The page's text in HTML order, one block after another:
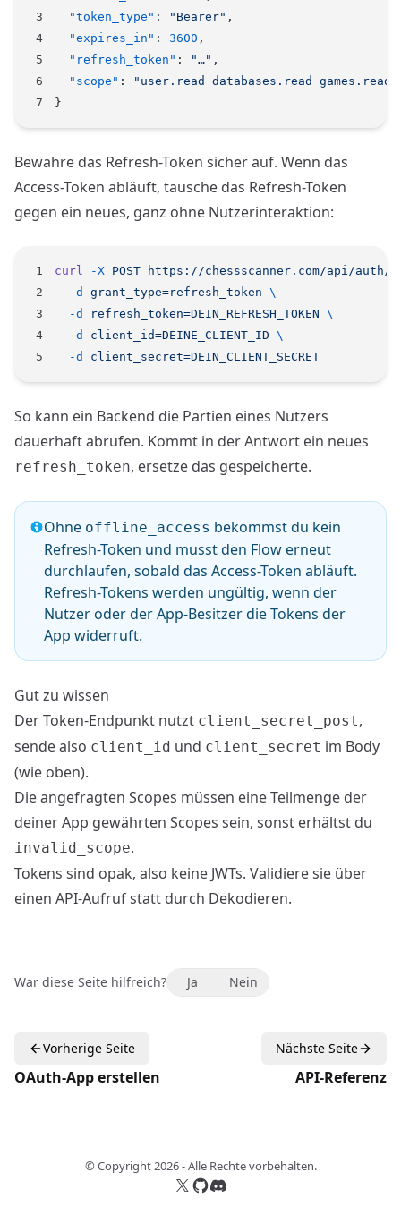
  "token_type"
: "Bearer" ,
  "expires_in"
: 3600 ,
  "refresh_token"
: "…" ,
  "scope"
:
"user.read databases.read
}
Bewahre das Refresh-Token sicher auf. Wenn das
Access-Token abläuft, tausche das Refresh-Token
gegen ein neues, ganz ohne Nutzerinteraktion:
curl -X POST https://chessscanner.com/api/auth/
  -d
grant_type=refresh_token \
  -d
refresh_token=DEIN_REFRESH_TOKEN \
  -d
client_id=DEINE_CLIENT_ID \
  -d
client_secret=DEIN_CLIENT_SECRET
So kann ein Backend die Partien eines Nutzers
dauerhaft abrufen. Kommt in der Antwort ein neues
refresh_token, ersetze das gespeicherte.
Ohne offline_access bekommst du kein
Refresh-Token und musst den Flow erneut
durchlaufen, sobald das Access-Token abläuft.
Refresh-Tokens werden ungültig, wenn der
Nutzer oder der App-Besitzer die Tokens der
App widerruft.
Gut zu wissen
Der Token-Endpunkt nutzt client_secret_post,
sende also client_id und client_secret im Body
(wie oben).
Die angefragten Scopes müssen eine Teilmenge der
deiner App gewährten Scopes sein, sonst erhältst du
invalid_scope.
Tokens sind opak, also keine JWTs. Validiere sie über
einen API-Aufruf statt durch Dekodieren.
War diese Seite hilfreich? Ja Nein
Vorherige Seite
OAuth-App erstellen
Nächste Seite
API-Referenz
© Copyright2026-Alle Rechte vorbehalten.
Folge mir auf X
Folge mir auf GitHub
Tritt der Discord-